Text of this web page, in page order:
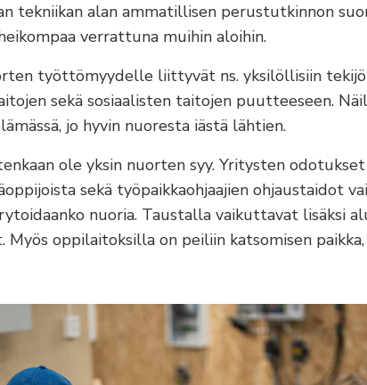
tekniikan alan ammatillisen perustutkinnon
verrattuna muihin aloihin.
työttömyydelle liittyvät ns. yksilöllisiin
sekä sosiaalisten taitojen puutteeseen.
jo hyvin nuoresta iästä lähtien.
ole yksin nuorten syy. Yritysten
sekä työpaikkaohjaajien ohjaustaidot
nuoria. Taustalla vaikuttavat lisäksi
oppilaitoksilla on peiliin katsomisen